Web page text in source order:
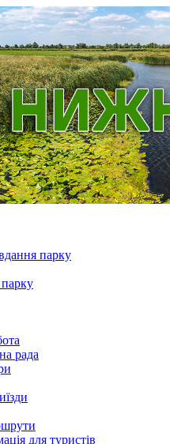
парку
рада
для туристів